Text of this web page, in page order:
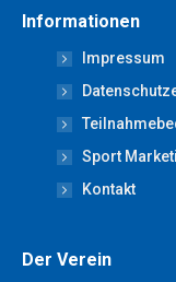
opens
new
window
opens
in
new
window
opens
in
new
window
opens
in
new
Informationen
Impressum
Sport
Kontakt
Der Verein